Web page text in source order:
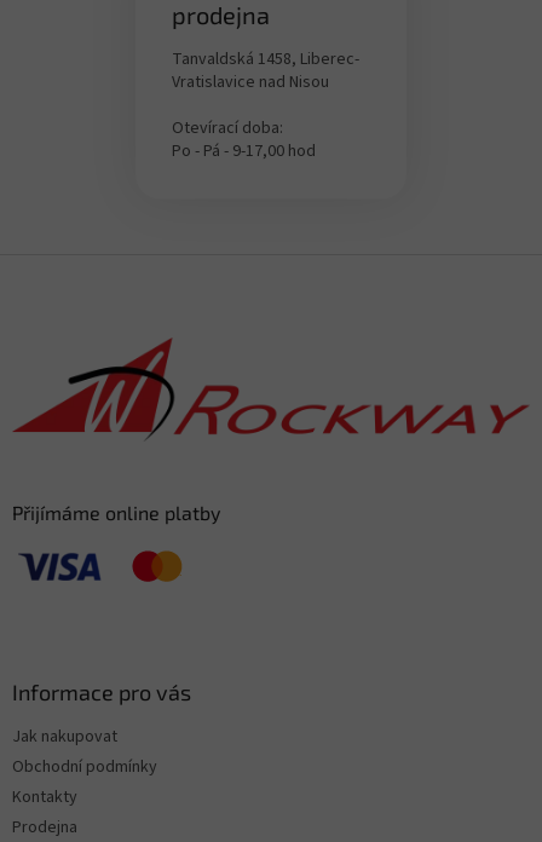
prodejna
Tanvaldská 1458, Liberec-
Vratislavice nad Nisou
Otevírací doba:
Po - Pá - 9-17,00 hod
Přijímáme online platby
Informace pro vás
Jak nakupovat
Obchodní podmínky
Kontakty
Prodejna